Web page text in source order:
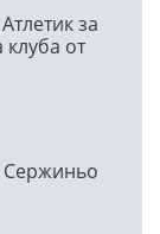
за
от
Сержиньо